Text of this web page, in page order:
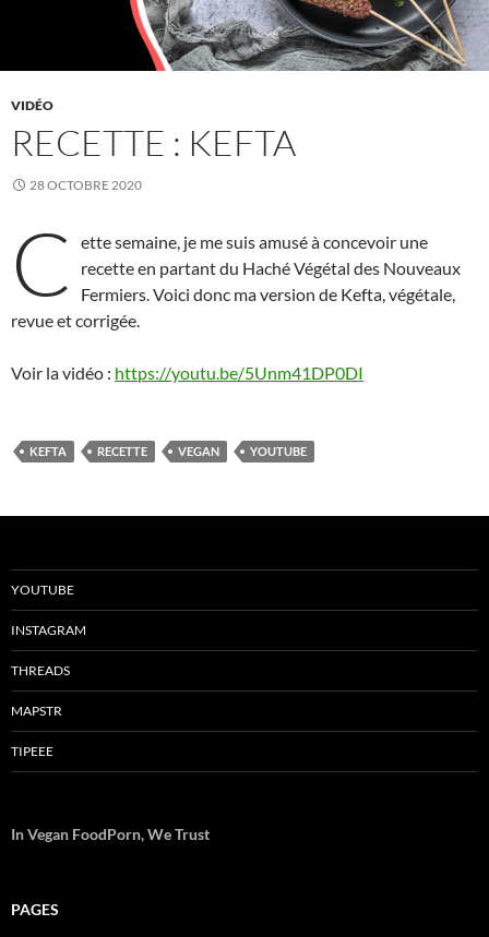
VIDÉO
RECETTE : KEFTA
28 OCTOBRE 2020
C
ette semaine, je me suis amusé à concevoir une
recette en partant du Haché Végétal des Nouveaux
Fermiers. Voici donc ma version de Kefta, végétale,
revue et corrigée.
Voir la vidéo : https://youtu.be/5Unm41DP0DI
KEFTA RECETTE VEGAN YOUTUBE
YOUTUBE
INSTAGRAM
THREADS
MAPSTR
TIPEEE
In Vegan FoodPorn, We Trust
PAGES